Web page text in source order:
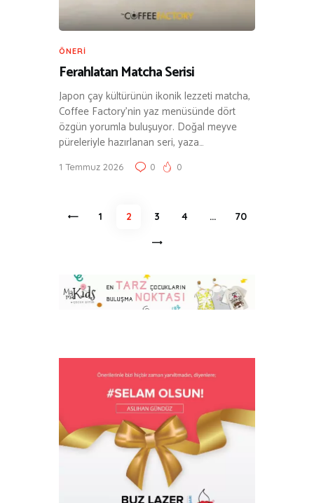
ÖNERI
Ferahlatan Matcha Serisi
Japon çay kültürünün ikonik lezzeti matcha,
Coffee Factory’nin yaz menüsünde dört
özgün yorumla buluşuyor. Doğal meyve
püreleriyle hazırlanan seri, yaza…
1 Temmuz 2026 0 0
Yazı PAGE
1 PAGE
2 PAGE
3 PAGE
4 … PAGE
70